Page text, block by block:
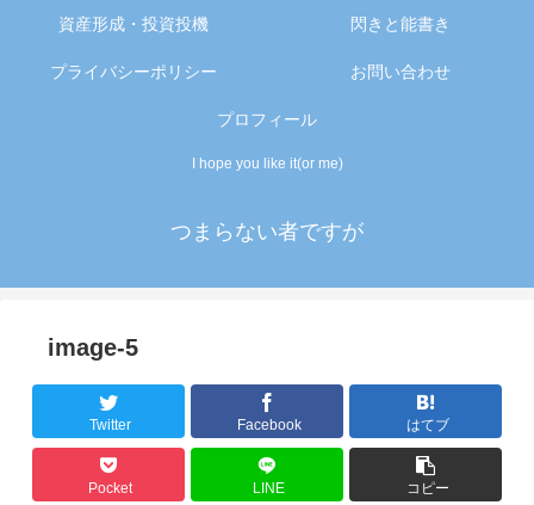
I hope you like it(or me)
つまらない者ですが
資産形成・投資投機 閃きと能書き
プライバシーポリシー お問い合わせ
プロフィール
image-5
Twitter Facebook はてブ
Pocket LINE コピー